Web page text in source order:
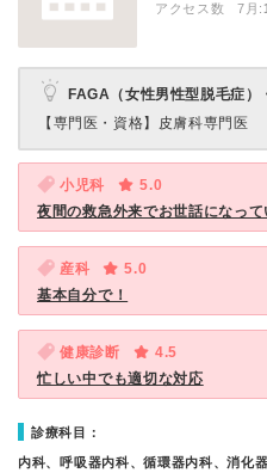
アクセス数 7月:
FAGA（女性男性型脱毛症
【専門医・資格】 皮膚科専門医
小児科
5.0
夜間の救急外来でお世話になって
産科
5.0
基本自分で！
健康診断
4.5
忙しい中でも適切な対応
診療科目：
内科、呼吸器内科、循環器内科、消化